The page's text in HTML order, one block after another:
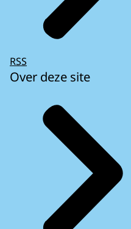
RSS
Over deze site